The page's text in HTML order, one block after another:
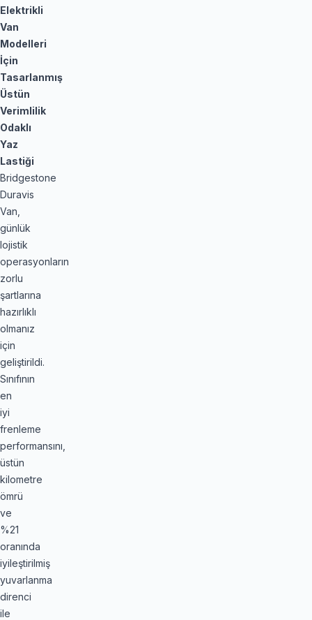
Elektrikli
Van
Modelleri
İçin
Tasarlanmış
Üstün
Verimlilik
Odaklı
Yaz
Lastiği
Bridgestone
Duravis
Van,
günlük
lojistik
operasyonların
zorlu
şartlarına
hazırlıklı
olmanız
için
geliştirildi.
Sınıfının
en
iyi
frenleme
performansını,
üstün
kilometre
ömrü
ve
%21
oranında
iyileştirilmiş
yuvarlanma
direnci
ile